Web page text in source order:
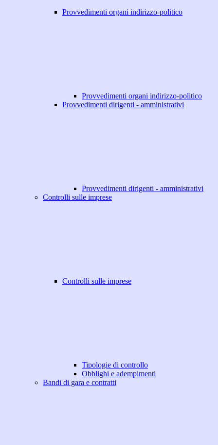
Provvedimenti organi indirizzo-politico
Provvedimenti organi indirizzo-politico
Provvedimenti dirigenti - amministrativi
Provvedimenti dirigenti - amministrativi
Controlli sulle imprese
Controlli sulle imprese
Tipologie di controllo
Obblighi e adempimenti
Bandi di gara e contratti